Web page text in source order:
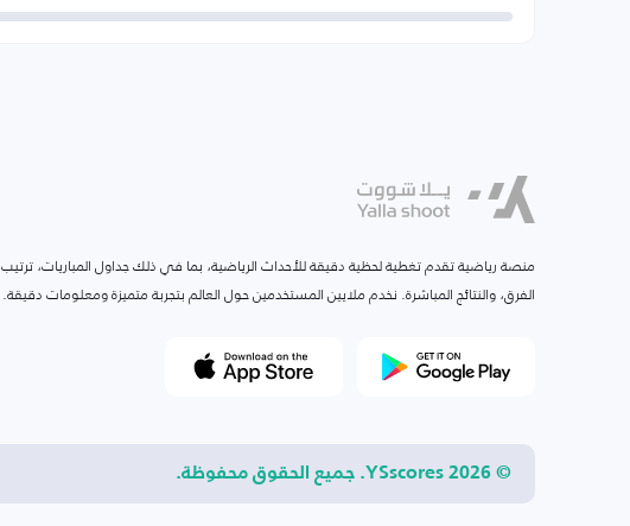
منصة رياضية تقدم تغطية لحظية دقيقة للأحداث الرياضية، بما في ذلك جداول المباريات، ترتيب
الفرق، والنتائج المباشرة. نخدم ملايين المستخدمين حول العالم بتجربة متميزة ومعلومات دقيقة.
© 2026 YSscores. جميع الحقوق محفوظة.